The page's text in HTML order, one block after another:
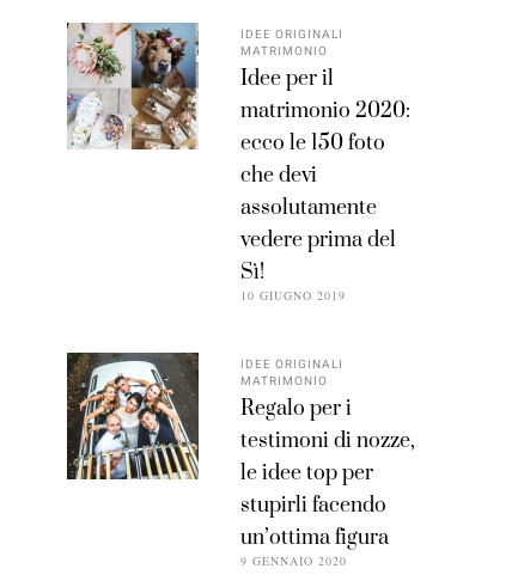
IDEE ORIGINALI
MATRIMONIO
Idee per il
matrimonio 2020:
ecco le 150 foto
che devi
assolutamente
vedere prima del
Sì!
10 GIUGNO 2019
IDEE ORIGINALI
MATRIMONIO
Regalo per i
testimoni di nozze,
le idee top per
stupirli facendo
un’ottima figura
9 GENNAIO 2020